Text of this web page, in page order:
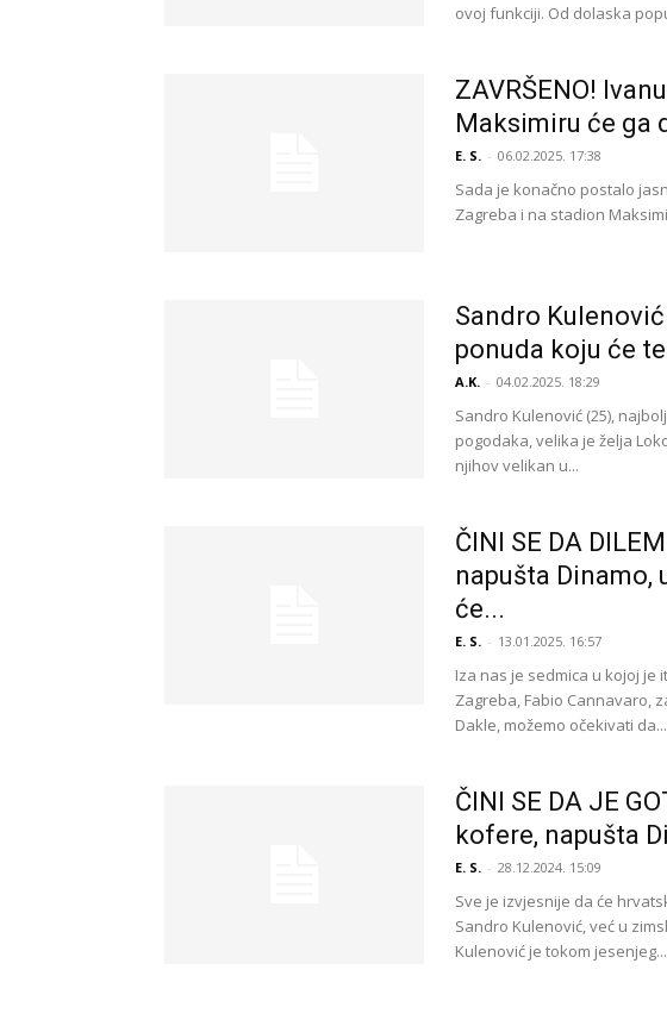
ovoj funkciji. Od dolaska
ZAVRŠENO!
Maksimiru će ga
E. S. - 06.02.2025. 17:38
Sada je konačno postalo
Zagreba i na stadion
Sandro
ponuda koju će
A.K. - 04.02.2025. 18:29
Sandro Kulenović (25),
pogodaka, velika je želja
njihov velikan u...
ČINI SE DA
napušta Dinamo,
će...
E. S. - 13.01.2025. 16:57
Iza nas je sedmica u kojoj je
Zagreba, Fabio Cannavaro,
Dakle, možemo očekivati da...
ČINI SE DA JE
kofere, napušta
E. S. - 28.12.2024. 15:09
Sve je izvjesnije da će
Sandro Kulenović, već u
Kulenović je tokom jesenjeg...